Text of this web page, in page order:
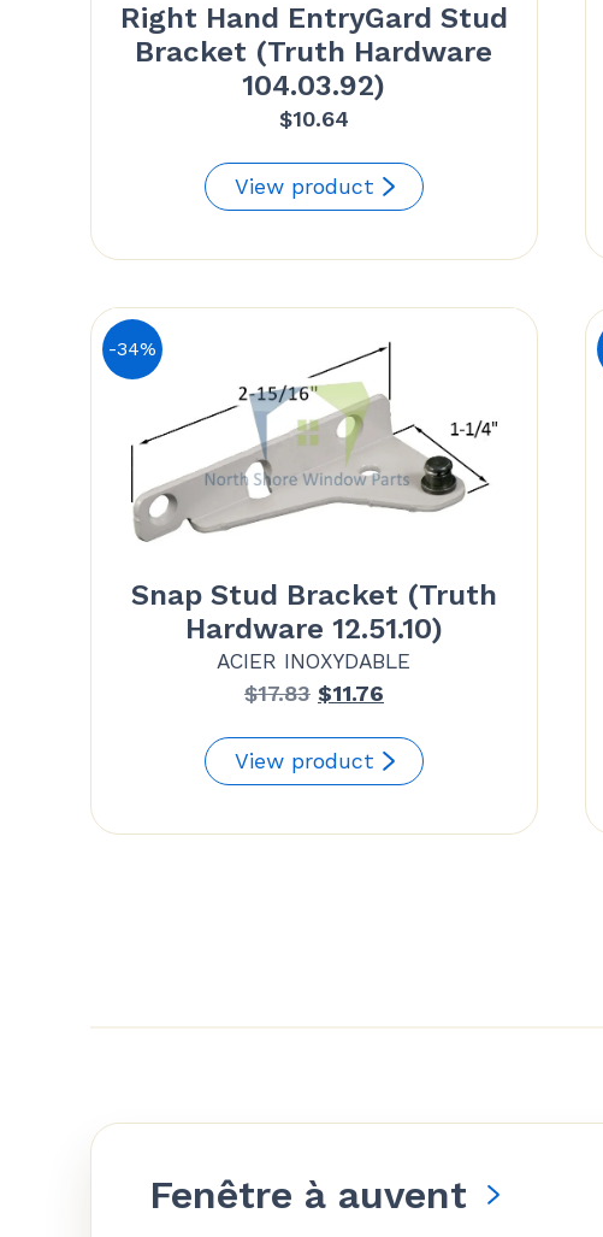
Right Hand EntryGard Stud
Bracket (Truth Hardware
104.03.92)
$10.64
View product
-34%
Snap Stud Bracket (Truth
Hardware 12.51.10)
ACIER INOXYDABLE
$17.83 Le
initial
était :
$11.76Le
actuel
est :
View product
Fenêtre à auvent